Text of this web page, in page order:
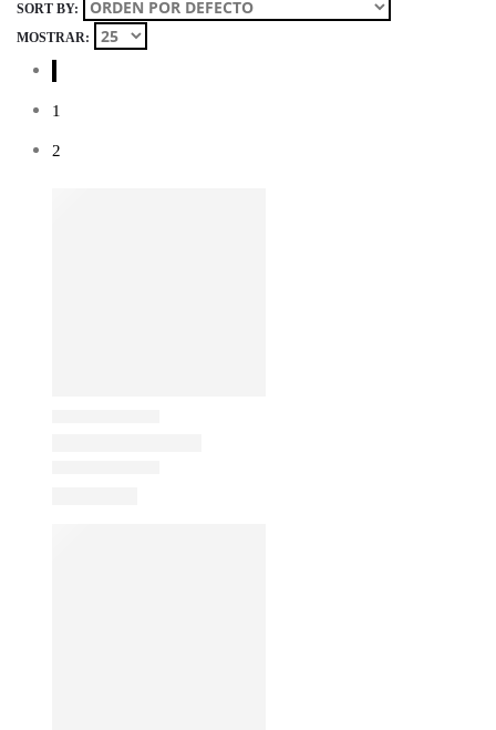
SORT BY:
MOSTRAR:
1
2